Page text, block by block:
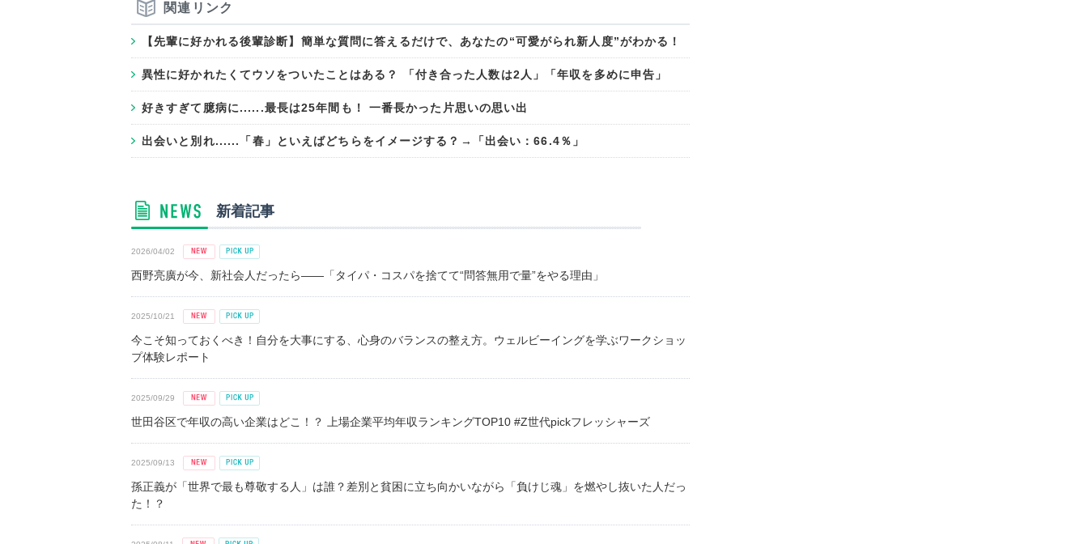
関連リンク
【先輩に好かれる後輩診断】簡単な質問に答えるだけで、あなたの“可愛がられ新人度”がわかる！
異性に好かれたくてウソをついたことはある？ 「付き合った人数は2人」「年収を多めに申告」
好きすぎて臆病に......最長は25年間も！ 一番長かった片思いの思い出
出会いと別れ......「春」といえばどちらをイメージする？→「出会い：66.4％」
新着記事
2026/04/02
西野亮廣が今、新社会人だったら――「タイパ・コスパを捨てて“問答無用で量”をやる理由」
2025/10/21
今こそ知っておくべき！自分を大事にする、心身のバランスの整え方。ウェルビーイングを学ぶワークショッ
プ体験レポート
2025/09/29
世田谷区で年収の高い企業はどこ！？ 上場企業平均年収ランキングTOP10 #Z世代pickフレッシャーズ
2025/09/13
孫正義が「世界で最も尊敬する人」は誰？差別と貧困に立ち向かいながら「負けじ魂」を燃やし抜いた人だっ
た！？